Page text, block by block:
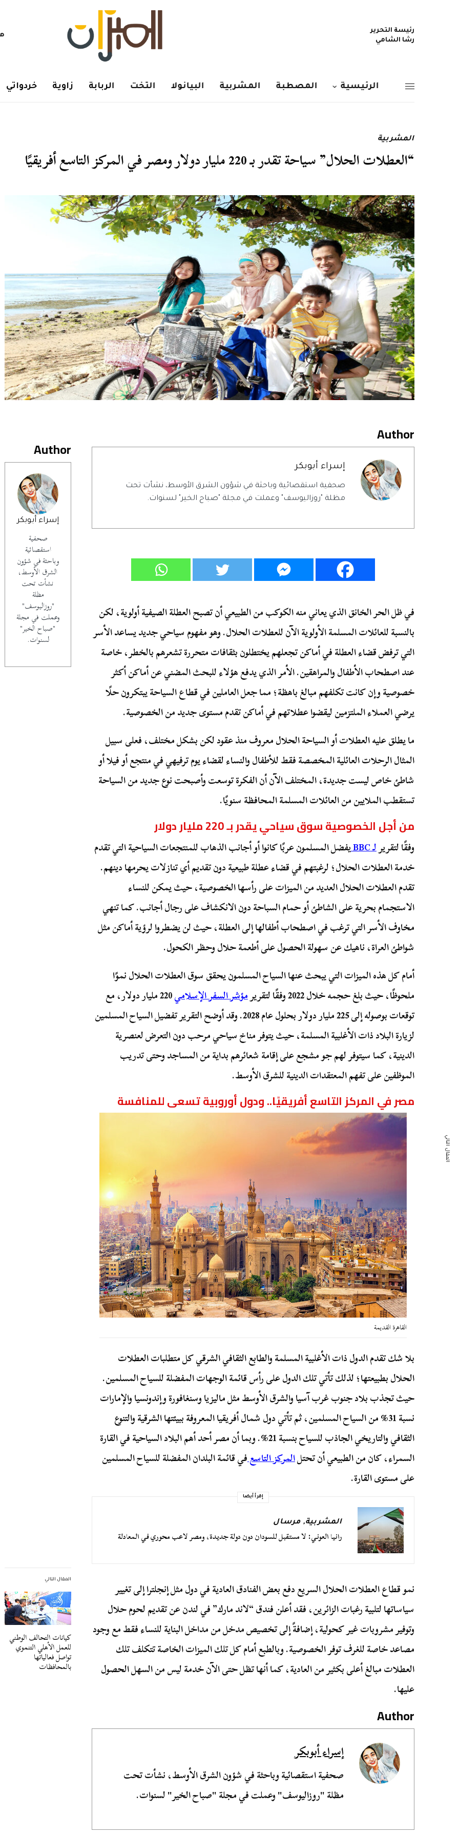
رئيسة التحرير
رشا الشامي
الرئيسية المصطبة المشربية البيانولا التخت الربابة زاوية خردواتي
المشربية
“العطلات الحلال” سياحة تقدر بـ 220 مليار دولار ومصر في المركز التاسع أفريقيًا
Author
إسراء أبوبكر
صحفية
استقصائية
وباحثة في شؤون
الشرق الأوسط،
نشأت تحت
مظلة
"روزاليوسف"
وعملت في مجلة
"صباح الخير"
لسنوات.
المقال التالي
كيانات التحالف الوطني
للعمل الأهلي التنموي
تواصل فعالياتها
بالمحافظات
Author
إسراء أبوبكر
صحفية استقصائية وباحثة في شؤون الشرق الأوسط، نشأت تحت
مظلة "روزاليوسف" وعملت في مجلة "صباح الخير" لسنوات.
في ظل الحر الخانق الذي يعاني منه الكوكب من الطبيعي أن تصبح العطلة الصيفية أولوية، لكن
بالنسبة للعائلات المسلمة الأولوية الآن للعطلات الحلال. وهو مفهوم سياحي جديد يساعد الأسر
التي ترفض قضاء العطلة في أماكن تجعلهم يختطلون بثقافات متحررة تشعرهم بالخطر، خاصة
عند اصطحاب الأطفال والمراهقين. الأمر الذي يدفع هؤلاء للبحث المضني عن أماكن أكثر
خصوصية وإن كانت تكلفهم مبالغ باهظة؛ مما جعل العاملين في قطاع السياحة يبتكرون حلًا
يرضي العملاء الملتزمين ليقضوا عطلاتهم في أماكن تقدم مستوى جديد من الخصوصية.
ما يطلق عليه العطلات أو السياحة الحلال معروف منذ عقود لكن بشكل مختلف، فعلى سبيل
المثال الرحلات العائلية المخصصة فقط للأطفال والنساء لقضاء يوم ترفيهي في منتجع أو فيلا أو
شاطئ خاص ليست جديدة، المختلف الآن أن الفكرة توسعت وأصبحت نوع جديد من السياحة
تستقطب الملايين من العائلات المسلمة المحافظة سنويًا.
من أجل الخصوصية سوق سياحي يقدر بـ 220 مليار دولار
وفقًا لتقريرلـ BBC
يفضل المسلمون عربًا كانوا أو أجانب الذهاب للمنتجعات السياحية التي تقدم
خدمة العطلات الحلال؛ لرغبتهم في قضاء عطلة طبيعية دون تقديم أي تنازلات يحرمها دينهم.
تقدم العطلات الحلال العديد من الميزات على رأسها الخصوصية، حيث يمكن للنساء
الاستجمام بحرية على الشاطئ أو حمام السباحة دون الانكشاف على رجال أجانب. كما تنهي
مخاوف الأسر التي ترغب في اصطحاب أطفالها إلى العطلة، حيث لن يضطروا لرؤية أماكن مثل
شواطئ العراة، ناهيك عن سهولة الحصول على أطعمة حلال وحظر الكحول.
أمام كل هذه الميزات التي يبحث عنها السياح المسلمون يحقق سوق العطلات الحلال نموًا
ملحوظًا، حيث بلغ حجمه خلال 2022 وفقًا لتقرير
مؤشر السفر الإسلامي
220 مليار دولار، مع
توقعات بوصوله إلى 225 مليار دولار بحلول عام 2028. وقد أوضح التقرير تفضيل السياح المسلمين
لزيارة البلاد ذات الأغلبية المسلمة، حيث يتوفر مناخ سياحي مرحب دون التعرض لعنصرية
الدينية، كما سيتوفر لهم جو مشجع على إقامة شعائرهم بداية من المساجد وحتى تدريب
الموظفين على تفهم المعتقدات الدينية للشرق الأوسط.
مصر في المركز التاسع أفريقيًا.. ودول أوروبية تسعى للمنافسة
القاهرة القديمة
بلا شك تقدم الدول ذات الأغلبية المسلمة والطابع الثقافي الشرقي كل متطلبات العطلات
الحلال بطبيعتها؛ لذلك تأتي تلك الدول على رأس قائمة الوجهات المفضلة للسياح المسلمين.
حيث تجذب بلاد جنوب غرب آسيا والشرق الأوسط مثل ماليزيا وسنغافورة وإندونسيا والإمارات
نسبة 31% من السياح المسلمين، ثم تأتي دول شمال أفريقيا المعروفة ببيئتها الشرقية والتنوع
الثقافي والتاريخي الجاذب للسياح بنسبة 21%. وبما أن مصر أحد أهم البلاد السياحية في القارة
السمراء، كان من الطبيعي أن تحتلالمركز التاسعفي قائمة البلدان المفضلة للسياح المسلمين
على مستوى القارة.
إقرأ أيضا
المشربية,مرسال
رانيا العوني: لا مستقبل للسودان دون دولة جديدة، ومصر لاعب محوري في المعادلة
نمو قطاع العطلات الحلال السريع دفع بعض الفنادق العادية في دول مثل إنجلترا إلى تغيير
سياساتها لتلبية رغبات الزائرين، فقد أعلن فندق “لاند مارك” في لندن عن تقديم لحوم حلال
وتوفير مشروبات غير كحولية، إضافةً إلى تخصيص مدخل من مداخل البناية للنساء فقط مع وجود
مصاعد خاصة للغرف توفر الخصوصية. وبالطبع أمام كل تلك الميزات الخاصة تتكلف تلك
العطلات مبالغ أعلى بكثير من العادية، كما أنها تظل حتى الآن خدمة ليس من السهل الحصول
عليها.
Author
إسراء أبوبكر
صحفية استقصائية وباحثة في شؤون الشرق الأوسط، نشأت تحت
مظلة "روزاليوسف" وعملت في مجلة "صباح الخير" لسنوات.
المقال التالي